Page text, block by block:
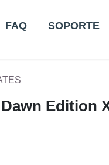
FAQ SOPORTE
Edition